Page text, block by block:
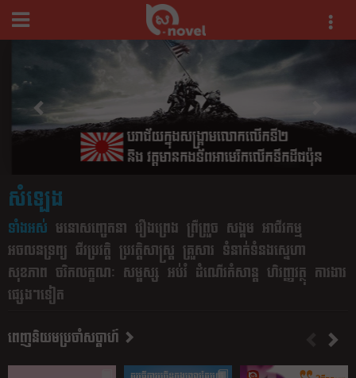
សំឡេង
ទាំងអស់ មនោសញ្ចេតនា​ រឿងព្រេង ព្រឺព្រួច សង្គម
អាជីវកម្ម
អចលន​ទ្រព្យ
ជីវប្រវត្តិ ប្រវត្តិសាស្រ្ត គ្រួសារ
ទំនាក់ទំនងស្នេហា
សុខភាព
ច​រិ​ក​លក្ខណៈ សម្ផស្ស អប់រំ ដំណើរកំសាន្ត ហិរញ្ញវត្ថុ
ការងារ
ផ្សេងៗទៀត​
ពេញនិយមប្រចាំសប្តាហ៍